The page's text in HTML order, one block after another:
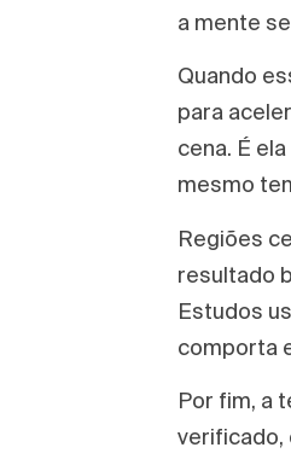
a mente
Quando
para
cena. É
mesmo
Regiões
resultado
Estudos
comporta
Por fim, a
verificado,